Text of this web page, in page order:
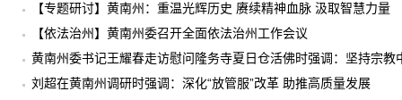
【专题研讨】黄南州：重温光辉历史 赓续精神血脉 汲取智慧力量
【依法治州】黄南州委召开全面依法治州工作会议
黄南州委书记王耀春走访慰问隆务寺夏日仓活佛时强调：坚持宗
应
刘超在黄南州调研时强调：深化“放管服”改革 助推高质量发展